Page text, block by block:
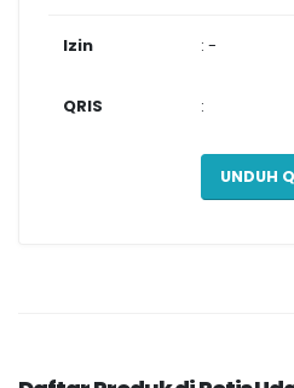
Izin : -
QRIS :
UNDUH